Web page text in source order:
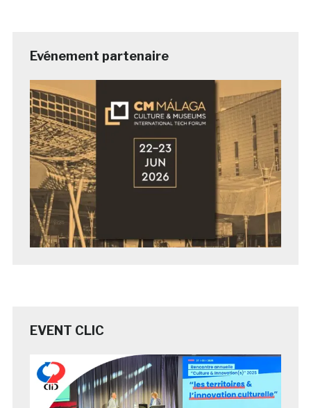
Evénement partenaire
EVENT CLIC